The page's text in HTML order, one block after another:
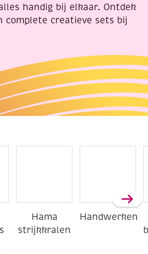
handig bij elkaar. Ontdek
complete creatieve sets bij
Hama
strijkkralen
Handwerken